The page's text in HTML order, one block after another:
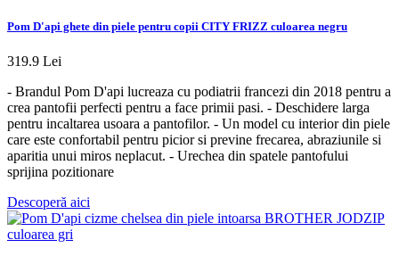
Pom D'api ghete din piele pentru copii CITY FRIZZ culoarea negru
319.9 Lei
- Brandul Pom D'api lucreaza cu podiatrii francezi din 2018 pentru a
crea pantofii perfecti pentru a face primii pasi. - Deschidere larga
pentru incaltarea usoara a pantofilor. - Un model cu interior din piele
care este confortabil pentru picior si previne frecarea, abraziunile si
aparitia unui miros neplacut. - Urechea din spatele pantofului
sprijina pozitionare
Descoperă aici